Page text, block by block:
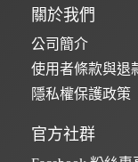
關於我們
公司簡介
使用者條款與退
隱私權保護政策
官方社群